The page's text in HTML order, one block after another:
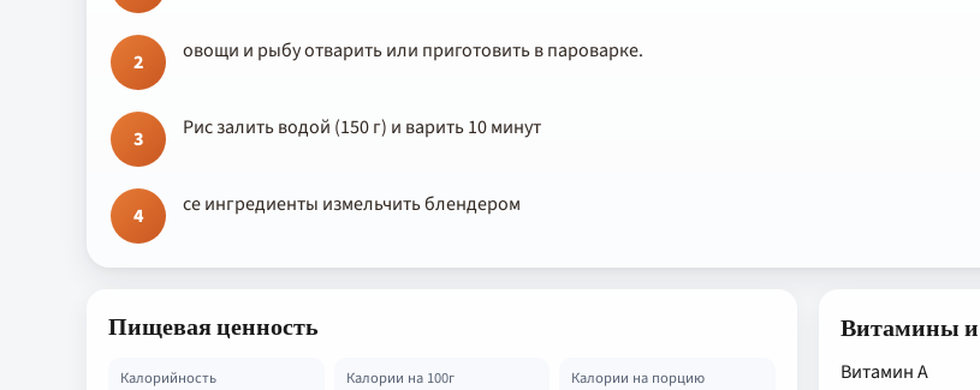
2 овощи и рыбу отварить или приготовить в пароварке.
3 Рис залить водой (150 г) и варить 10 минут
4 се ингредиенты измельчить блендером
Пищевая ценность
Калорийность Калории на 100г Калории на порцию
Витамины
Витамин А